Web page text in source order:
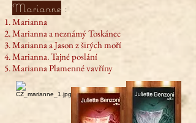
Marianne :
Marianna
Marianna a neznámý Toskánec
Marianna a Jason z širých moří
Marianna. Tajné poslání
Marianna Plamenné vavříny